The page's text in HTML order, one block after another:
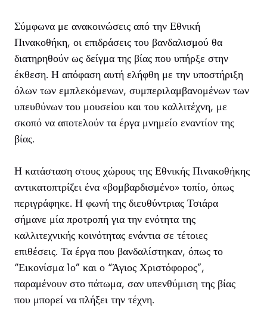
Σύμφωνα με ανακοινώσεις από την Εθνική
Πινακοθήκη, οι επιδράσεις του βανδαλισμού θα
διατηρηθούν ως δείγμα της βίας που υπήρξε στην
έκθεση. Η απόφαση αυτή ελήφθη με την υποστήριξη
όλων των εμπλεκόμενων, συμπεριλαμβανομένων των
υπευθύνων του μουσείου και του καλλιτέχνη, με
σκοπό να αποτελούν τα έργα μνημείο εναντίον της
βίας.
Η κατάσταση στους χώρους της Εθνικής Πινακοθήκης
αντικατοπτρίζει ένα «βομβαρδισμένο» τοπίο, όπως
περιγράφηκε. Η φωνή της διευθύντριας Τσιάρα
σήμανε μία προτροπή για την ενότητα της
καλλιτεχνικής κοινότητας ενάντια σε τέτοιες
επιθέσεις. Τα έργα που βανδαλίστηκαν, όπως το
“Εικονίσμα 1ο” και ο “Άγιος Χριστόφορος”,
παραμένουν στο πάτωμα, σαν υπενθύμιση της βίας
που μπορεί να πλήξει την τέχνη.